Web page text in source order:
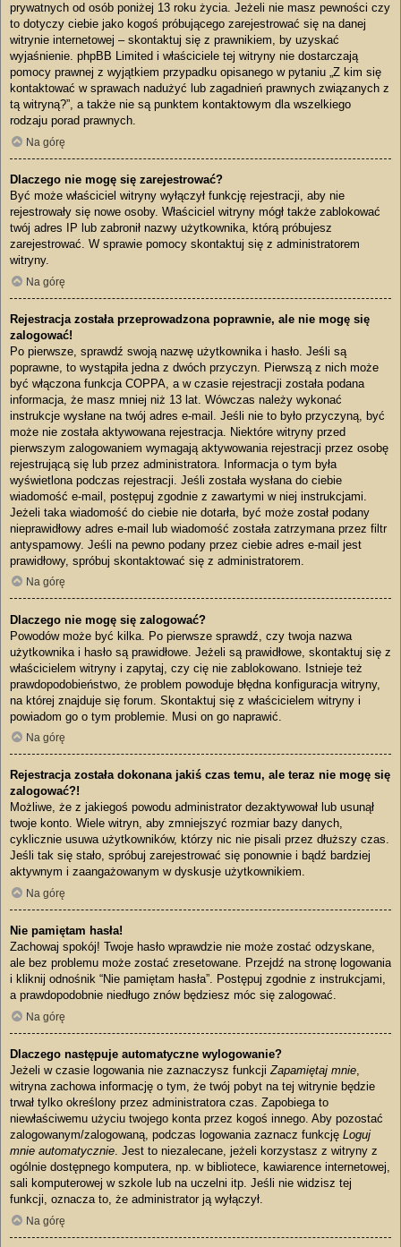
prywatnych od osób poniżej 13 roku życia. Jeżeli nie masz pewności czy
to dotyczy ciebie jako kogoś próbującego zarejestrować się na danej
witrynie internetowej – skontaktuj się z prawnikiem, by uzyskać
wyjaśnienie. phpBB Limited i właściciele tej witryny nie dostarczają
pomocy prawnej z wyjątkiem przypadku opisanego w pytaniu „Z kim się
kontaktować w sprawach nadużyć lub zagadnień prawnych związanych z
tą witryną?”, a także nie są punktem kontaktowym dla wszelkiego
rodzaju porad prawnych.
Na górę
Dlaczego nie mogę się zarejestrować?
Być może właściciel witryny wyłączył funkcję rejestracji, aby nie
rejestrowały się nowe osoby. Właściciel witryny mógł także zablokować
twój adres IP lub zabronił nazwy użytkownika, którą próbujesz
zarejestrować. W sprawie pomocy skontaktuj się z administratorem
witryny.
Na górę
Rejestracja została przeprowadzona poprawnie, ale nie mogę się
zalogować!
Po pierwsze, sprawdź swoją nazwę użytkownika i hasło. Jeśli są
poprawne, to wystąpiła jedna z dwóch przyczyn. Pierwszą z nich może
być włączona funkcja COPPA, a w czasie rejestracji została podana
informacja, że masz mniej niż 13 lat. Wówczas należy wykonać
instrukcje wysłane na twój adres e-mail. Jeśli nie to było przyczyną, być
może nie została aktywowana rejestracja. Niektóre witryny przed
pierwszym zalogowaniem wymagają aktywowania rejestracji przez osobę
rejestrującą się lub przez administratora. Informacja o tym była
wyświetlona podczas rejestracji. Jeśli została wysłana do ciebie
wiadomość e-mail, postępuj zgodnie z zawartymi w niej instrukcjami.
Jeżeli taka wiadomość do ciebie nie dotarła, być może został podany
nieprawidłowy adres e-mail lub wiadomość została zatrzymana przez filtr
antyspamowy. Jeśli na pewno podany przez ciebie adres e-mail jest
prawidłowy, spróbuj skontaktować się z administratorem.
Na górę
Dlaczego nie mogę się zalogować?
Powodów może być kilka. Po pierwsze sprawdź, czy twoja nazwa
użytkownika i hasło są prawidłowe. Jeżeli są prawidłowe, skontaktuj się z
właścicielem witryny i zapytaj, czy cię nie zablokowano. Istnieje też
prawdopodobieństwo, że problem powoduje błędna konfiguracja witryny,
na której znajduje się forum. Skontaktuj się z właścicielem witryny i
powiadom go o tym problemie. Musi on go naprawić.
Na górę
Rejestracja została dokonana jakiś czas temu, ale teraz nie mogę się
zalogować?!
Możliwe, że z jakiegoś powodu administrator dezaktywował lub usunął
twoje konto. Wiele witryn, aby zmniejszyć rozmiar bazy danych,
cyklicznie usuwa użytkowników, którzy nic nie pisali przez dłuższy czas.
Jeśli tak się stało, spróbuj zarejestrować się ponownie i bądź bardziej
aktywnym i zaangażowanym w dyskusje użytkownikiem.
Na górę
Nie pamiętam hasła!
Zachowaj spokój! Twoje hasło wprawdzie nie może zostać odzyskane,
ale bez problemu może zostać zresetowane. Przejdź na stronę logowania
i kliknij odnośnik “Nie pamiętam hasła”. Postępuj zgodnie z instrukcjami,
a prawdopodobnie niedługo znów będziesz móc się zalogować.
Na górę
Dlaczego następuje automatyczne wylogowanie?
Jeżeli w czasie logowania nie zaznaczysz funkcji Zapamiętaj mnie
witryna zachowa informację o tym, że twój pobyt na tej witrynie będzie
trwał tylko określony przez administratora czas. Zapobiega to
niewłaściwemu użyciu twojego konta przez kogoś innego. Aby pozostać
zalogowanym/zalogowaną, podczas logowania zaznacz funkcję Loguj
mnie automatycznie . Jest to niezalecane, jeżeli korzystasz z witryny z
ogólnie dostępnego komputera, np. w bibliotece, kawiarence internetowej,
sali komputerowej w szkole lub na uczelni itp. Jeśli nie widzisz tej
funkcji, oznacza to, że administrator ją wyłączył.
Na górę